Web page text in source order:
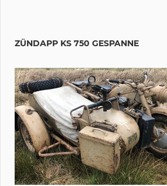
ZÜNDAPP KS 750 GESPANNE